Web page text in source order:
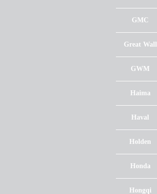
GMC
Great Wall
GWM
Haima
Haval
Holden
Honda
Hongqi